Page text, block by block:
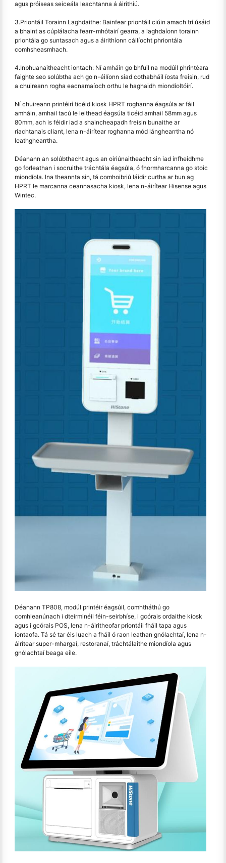
agus próiseas seiceála leachtanna á áirithiú.
3.Priontáil Torainn Laghdaithe: Bainfear priontáil ciúin amach trí úsáid
a bhaint as cúplálacha fearr-mhótairí gearra, a laghdaíonn torainn
priontála go suntasach agus a áirithíonn cáilíocht phriontála
comhsheasmhach.
4.Inbhuanaitheacht iontach: Ní amháin go bhfuil na modúil phrintéara
faighte seo solúbtha ach go n-éilíonn siad cothabháil íosta freisin, rud
a chuireann rogha eacnamaíoch orthu le haghaidh miondíoltóirí.
Ní chuireann printéirí ticéid kiosk HPRT roghanna éagsúla ar fáil
amháin, amhail tacú le leithead éagsúla ticéid amhail 58mm agus
80mm, ach is féidir iad a shaincheapadh freisin bunaithe ar
riachtanais cliant, lena n-áirítear roghanna mód lánghearrtha nó
leathghearrtha.
Déanann an solúbthacht agus an oiriúnaitheacht sin iad infheidhme
go forleathan i socruithe tráchtála éagsúla, ó fhormharcanna go stoic
miondíola. Ina theannta sin, tá comhoibriú láidir curtha ar bun ag
HPRT le marcanna ceannasacha kiosk, lena n-áirítear Hisense agus
Wintec.
Déanann TP808, modúl printéir éagsúil, comhtháthú go
comhleanúnach i dteirminéil féin-seirbhíse, i gcórais ordaithe kiosk
agus i gcórais POS, lena n-áiritheofar priontáil fháil tapa agus
iontaofa. Tá sé tar éis luach a fháil ó raon leathan gnólachtaí, lena n-
áirítear super-mhargaí, restoranaí, tráchtálaithe miondíola agus
gnólachtaí beaga eile.